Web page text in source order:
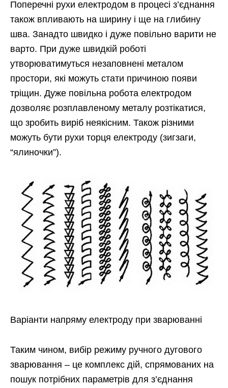
Поперечні рухи електродом в процесі з’єднання
також впливають на ширину і ще на глибину
шва. Занадто швидко і дуже повільно варити не
варто. При дуже швидкій роботі
утворюватимуться незаповнені металом
простори, які можуть стати причиною появи
тріщин. Дуже повільна робота електродом
дозволяє розплавленому металу розтікатися,
що зробить виріб неякісним. Також різними
можуть бути рухи торця електроду (зигзаги,
“ялиночки”).
Варіанти напряму електроду при зварюванні
Таким чином, вибір режиму ручного дугового
зварювання – це комплекс дій, спрямованих на
пошук потрібних параметрів для з’єднання